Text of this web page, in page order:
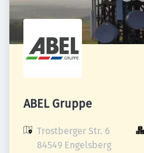
ABEL Gruppe
Trostberger Str. 6
84549 Engelsberg